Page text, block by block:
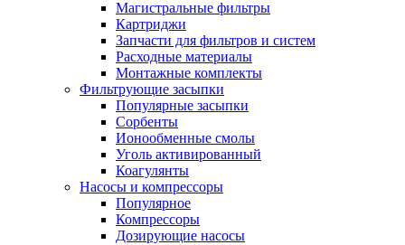
Магистральные фильтры
Картриджи
Запчасти для фильтров и систем
Расходные материалы
Монтажные комплекты
Фильтрующие засыпки
Популярные засыпки
Сорбенты
Ионообменные смолы
Уголь активированный
Коагулянты
Насосы и компрессоры
Популярное
Компрессоры
Дозирующие насосы